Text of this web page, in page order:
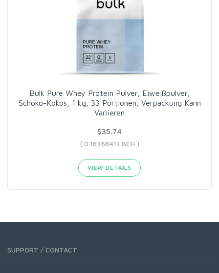
Bulk Pure Whey Protein Pulver, Eiweißpulver,
Schoko-Kokos, 1 kg, 33 Portionen, Verpackung Kann
Variieren
$35.74
( 0.16768413 BCH )
VIEW DETAILS
SUPPORT / CONTACT